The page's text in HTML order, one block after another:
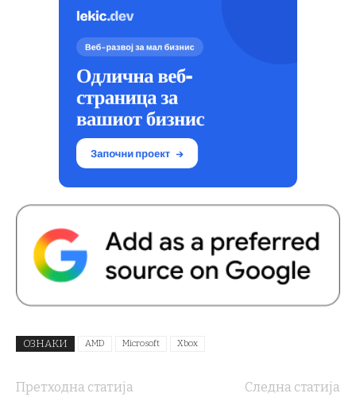
ОЗНАКИ AMD Microsoft Xbox
Претходна статија
Следна статија